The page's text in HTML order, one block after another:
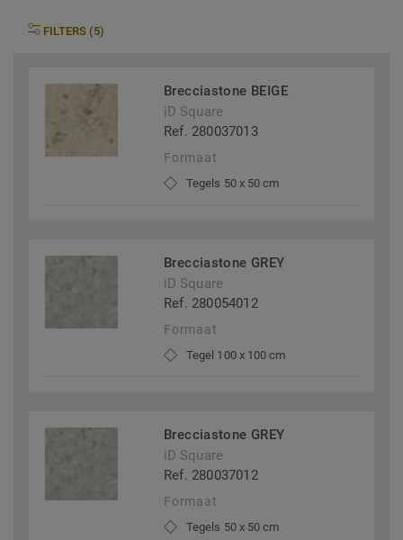
FILTERS (5)
Brecciastone BEIGE
iD Square
Ref. 280037013
Formaat
Tegels 50 x 50 cm
Brecciastone GREY
iD Square
Ref. 280054012
Formaat
Tegel 100 x 100 cm
Brecciastone GREY
iD Square
Ref. 280037012
Formaat
Tegels 50 x 50 cm